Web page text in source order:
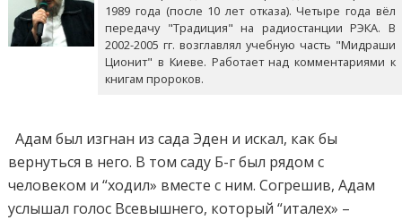
1989 года (после 10 лет отказа). Четыре года вёл
передачу "Традиция" на радиостанции РЭКА. В
2002-2005 гг. возглавлял учебную часть "Мидраши
Ционит" в Киеве. Работает над комментариями к
книгам пророков.
Адам был изгнан из сада Эден и искал, как бы
вернуться в него. В том саду Б-г был рядом с
человеком и “ходил» вместе с ним. Согрешив, Адам
услышал голос Всевышнего, который “италех» –